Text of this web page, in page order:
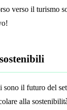
verso il turismo
sono il futuro del
alla